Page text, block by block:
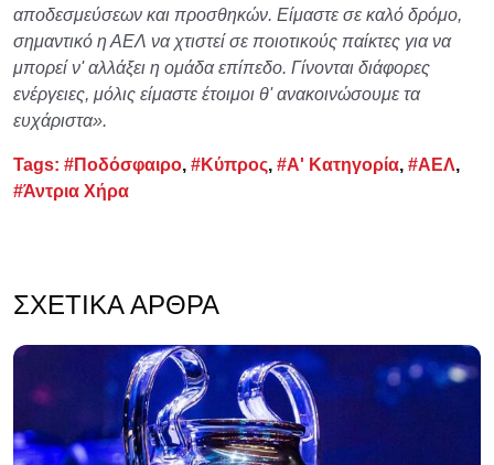
αποδεσμεύσεων και προσθηκών. Είμαστε σε καλό δρόμο,
σημαντικό η ΑΕΛ να χτιστεί σε ποιοτικούς παίκτες για να
μπορεί ν' αλλάξει η ομάδα επίπεδο. Γίνονται διάφορες
ενέργειες, μόλις είμαστε έτοιμοι θ' ανακοινώσουμε τα
ευχάριστα».
Tags: #Ποδόσφαιρο, #Κύπρος, #Α' Κατηγορία, #ΑΕΛ,
#Άντρια Χήρα
ΣΧΕΤΙΚΆ ΆΡΘΡΑ